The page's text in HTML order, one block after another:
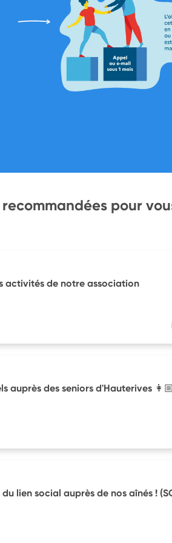
pour
activités de notre association
auprès des seniors d'Hauterives
lien social auprès de nos aînés !